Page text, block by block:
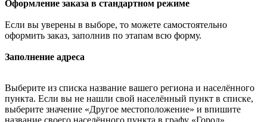
Оформление заказа в стандартном режиме
Если вы уверены в выборе, то можете самостоятельно
оформить заказ, заполнив по этапам всю форму.
Заполнение адреса
Выберите из списка название вашего региона и населённого
пункта. Если вы не нашли свой населённый пункт в списке,
выберите значение «Другое местоположение» и впишите